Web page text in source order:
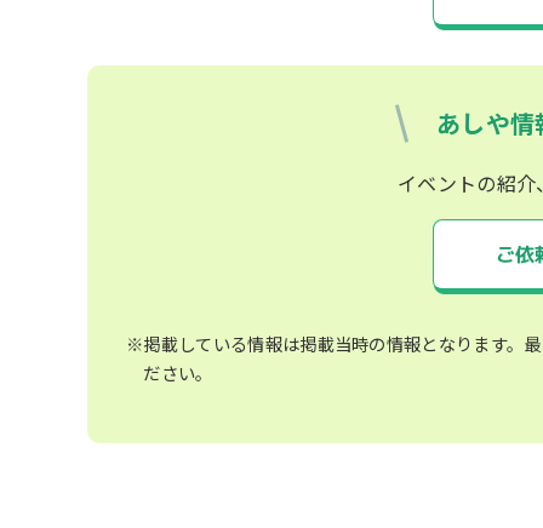
あしや
イベントの紹
ご依
※掲載している情報は掲載当時の情報となります。
ださい。